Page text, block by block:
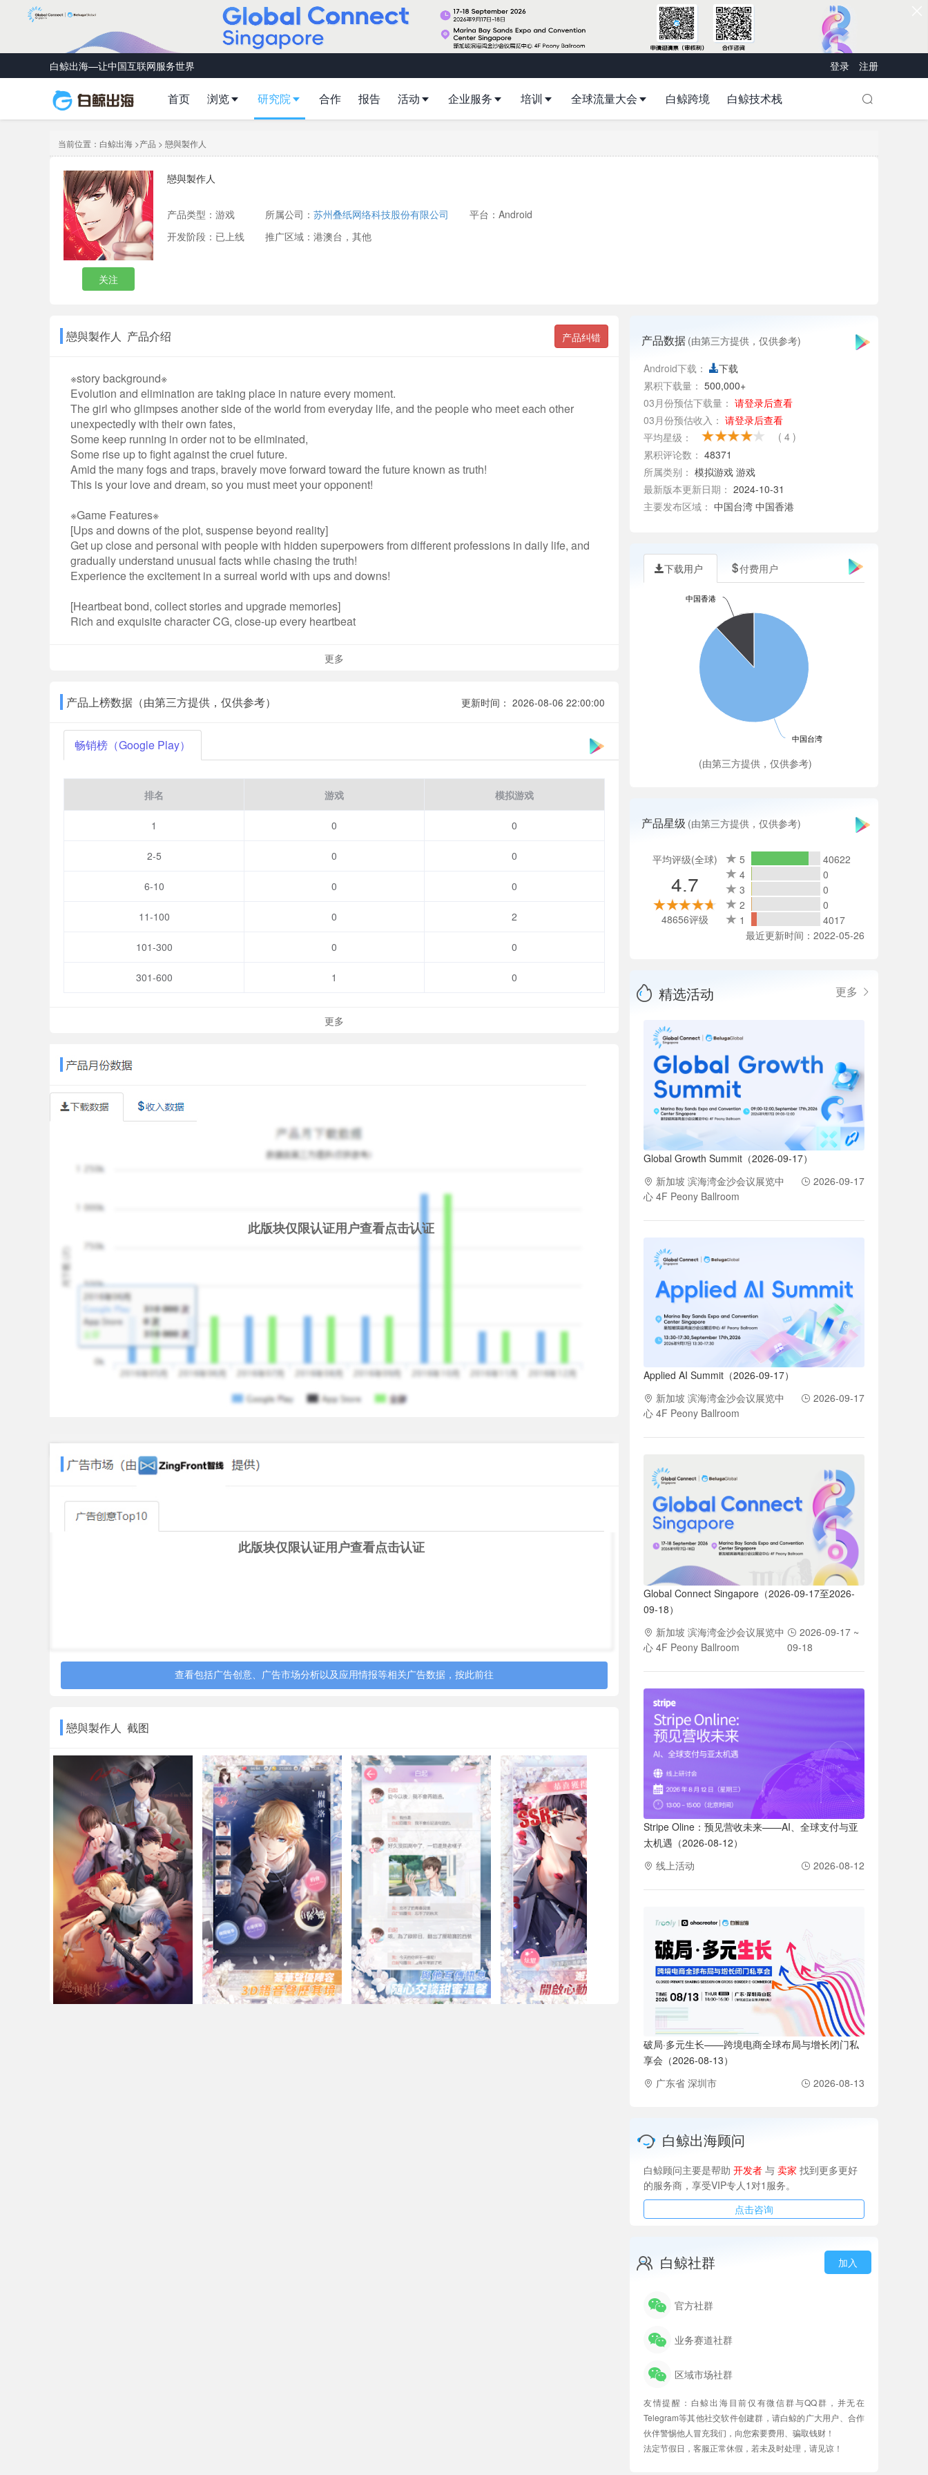
白鲸出海—让中国互联网服务世界 登录 注册
首页 浏览 研究院 合作 报告 活动 企业服务 培训 全球流量大会 白鲸跨境 白鲸技术栈
当前位置： 白鲸出海 >产品 > 戀與製作人
关注
戀與製作人
产品类型： 游戏
开发阶段：已上线
所属公司： 苏州叠纸网络科技股份有限公司
推广区域：港澳台，其他
平台：Android
戀與製作人 产品介绍 产品纠错
※story background※
Evolution and elimination are taking place in nature every moment.
The girl who glimpses another side of the world from everyday life, and the people who meet each other
unexpectedly with their own fates,
Some keep running in order not to be eliminated,
Some rise up to fight against the cruel future.
Amid the many fogs and traps, bravely move forward toward the future known as truth!
This is your love and dream, so you must meet your opponent!
※Game Features※
[Ups and downs of the plot, suspense beyond reality]
Get up close and personal with people with hidden superpowers from different professions in daily life, and
gradually understand unusual facts while chasing the truth!
Experience the excitement in a surreal world with ups and downs!
[Heartbeat bond, collect stories and upgrade memories]
Rich and exquisite character CG, close-up every heartbeat
book a sweet date with your favorite person anytime, anywhere!
[Wonderful shooting of lovers under the freeze-frame lens]
Produce exclusive programs to cover your hero in all aspects
From him at work to him in life, we meet and understand each other in every detail.
[Company management to create top film and television brands]
Whether it's a dangerous and bizarre incident or a bizarre urban legend
Every exploration is a release of freshness, and every report is the operator’s intention.
"Love and Producer" official fan group:
https://www.facebook.com/lovenproducerTW
"Love and Producer" official website:
https://evol.fearlessgames.net/home
"Love and Producer" customer service email:
evol_service@fearlessgames.net
【Reminder】
※The content of the game involves love and making friends.
※Please pay attention to the game time to avoid addiction. It is advisable to take moderate rest and exercise.
※This game is a free game, and some content requires additional payment to obtain additional game
※ Feilisi Network Technology Co., Ltd. is an agent in Hong Kong, Macao and Taiwan.
更多
产品上榜数据（由第三方提供，仅供参考） 更新时间： 2026-08-06 22:00:00
畅销榜（Google Play）
排名 游戏 模拟游戏
1 0 0
2-5 0 0
6-10 0 0
11-100 0 2
101-300 0 0
301-600 1 0
更多
此版块仅限认证用户查看点击认证
此版块仅限认证用户查看点击认证
查看包括广告创意、广告市场分析以及应用情报等相关广告数据，按此前往
戀與製作人 截图
产品数据 (由第三方提供，仅供参考)
Android下载：
下载
累积下载量： 500,000+
03月份预估下载量： 请登录后查看
03月份预估收入： 请登录后查看
平均星级：
( 4 )
累积评论数： 48371
所属类别： 模拟游戏 游戏
最新版本更新日期： 2024-10-31
主要发布区域： 中国台湾 中国香港
下载用户 付费用户
中国台湾
中国香港
(由第三方提供，仅供参考)
产品星级 (由第三方提供，仅供参考)
平均评级(全球)
4.7
48656评级
5
40622
4
0
3
0
2
0
1
4017
最近更新时间：2022-05-26
精选活动 更多
Global Growth Summit（2026-09-17）
新加坡 滨海湾金沙会议展览中
心 4F Peony Ballroom
2026-09-17
Applied AI Summit（2026-09-17）
新加坡 滨海湾金沙会议展览中
心 4F Peony Ballroom
2026-09-17
Global Connect Singapore（2026-09-17至2026-
09-18）
新加坡 滨海湾金沙会议展览中
心 4F Peony Ballroom
2026-09-17 ~
09-18
Stripe Oline：预见营收未来——AI、全球支付与亚
太机遇（2026-08-12）
线上活动
2026-08-12
破局·多元生长——跨境电商全球布局与增长闭门私
享会（2026-08-13）
广东省 深圳市
2026-08-13
白鲸出海顾问
白鲸顾问主要是帮助 开发者 与 卖家 找到更多更好
的服务商，享受VIP专人1对1服务。
点击咨询
白鲸社群 加入
官方社群
业务赛道社群
区域市场社群
友情提醒：白鲸出海目前仅有微信群与QQ群，并无在
Telegram等其他社交软件创建群，请白鲸的广大用户、合作
伙伴警惕他人冒充我们，向您索要费用、骗取钱财！
法定节假日，客服正常休假，若未及时处理，请见谅！